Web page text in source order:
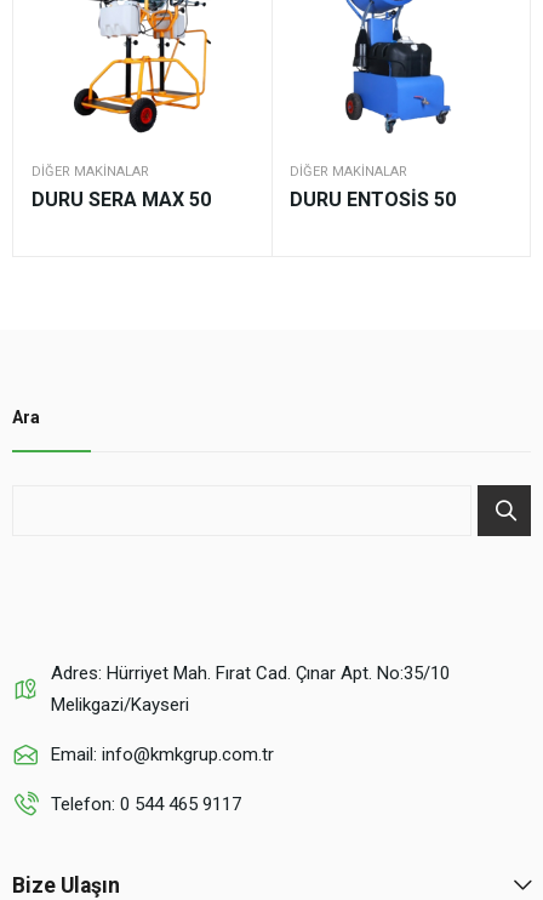
DIĞER MAKINALAR
DURU SERA MAX 50
DIĞER MAKINALAR
DURU ENTOSİS 50
Ara
Adres: Hürriyet Mah. Fırat Cad. Çınar Apt. No:35/10
Melikgazi/Kayseri
Email: info@kmkgrup.com.tr
Telefon: 0 544 465 9117
Bize Ulaşın